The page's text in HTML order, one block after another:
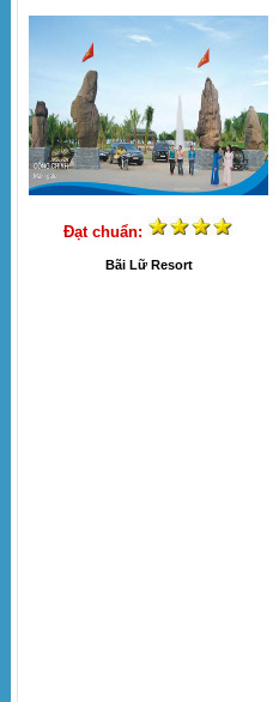
Đạt chuẩn:
Bãi Lữ Resort